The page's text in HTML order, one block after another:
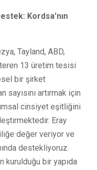
Kordsa’nın
Tayland, ABD,
13 üretim tesisi
bir şirket
sayısını artırmak için
cinsiyet eşitliğini
Eray
değer veriyor ve
destekliyoruz.
kurulduğu bir yapıda